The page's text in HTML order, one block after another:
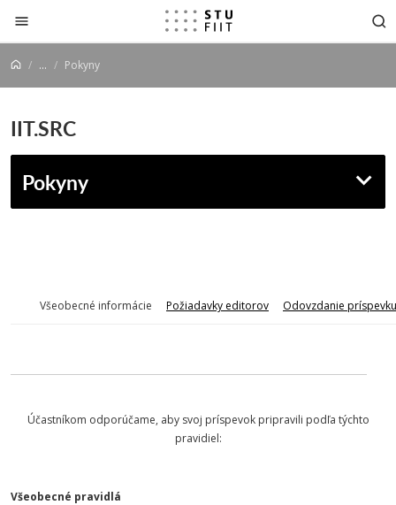
Prejsť na obsah
... Pokyny
IIT.SRC
Pokyny
Všeobecné informácie Požiadavky editorov Odovzdanie príspevku
Účastníkom odporúčame, aby svoj príspevok pripravili podľa týchto
pravidiel:
Všeobecné pravidlá